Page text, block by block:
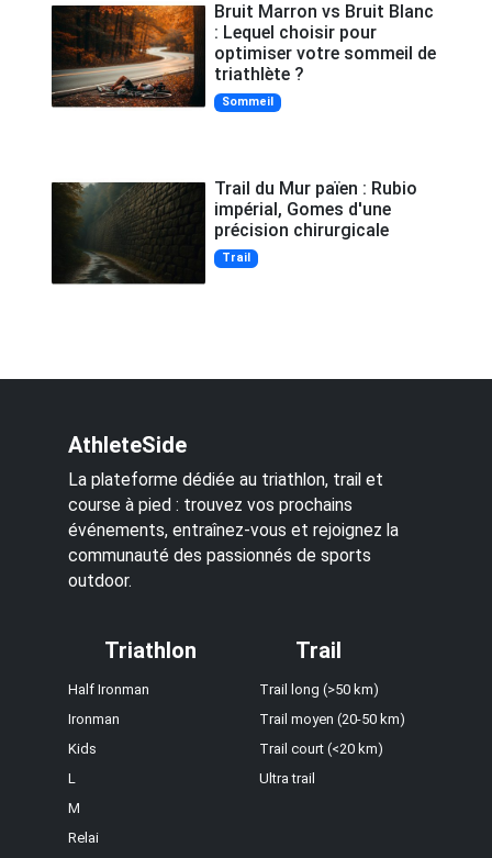
Bruit Marron vs Bruit Blanc
: Lequel choisir pour
optimiser votre sommeil de
triathlète ?
Sommeil
Trail du Mur païen : Rubio
impérial, Gomes d'une
précision chirurgicale
Trail
AthleteSide
La plateforme dédiée au triathlon, trail et
course à pied : trouvez vos prochains
événements, entraînez-vous et rejoignez la
communauté des passionnés de sports
outdoor.
Triathlon
Half Ironman
Ironman
Kids
L
M
Relai
Trail
Trail long (>50 km)
Trail moyen (20-50 km)
Trail court (<20 km)
Ultra trail